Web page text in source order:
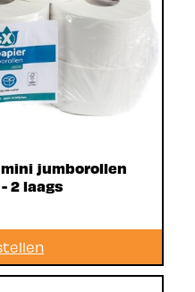
jumborollen
2 laags